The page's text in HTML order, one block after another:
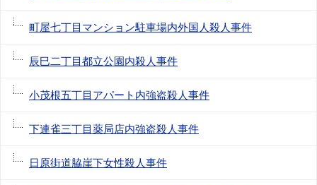
町屋七丁目マンション駐車場内外国人殺人事件
辰巳二丁目都立公園内殺人事件
小茂根五丁目アパート内強盗殺人事件
下連雀三丁目薬局店内強盗殺人事件
日原街道脇崖下女性殺人事件